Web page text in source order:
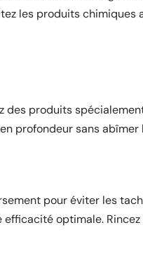
les produits chimiques
des produits
profondeur sans abîmer
pour éviter les
optimale.